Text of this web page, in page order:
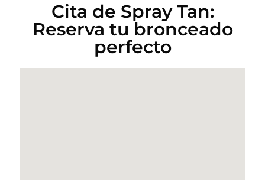
Cita de Spray Tan:
Reserva tu bronceado
perfecto